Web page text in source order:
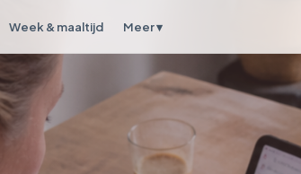
Week & maaltijd Meer ▾